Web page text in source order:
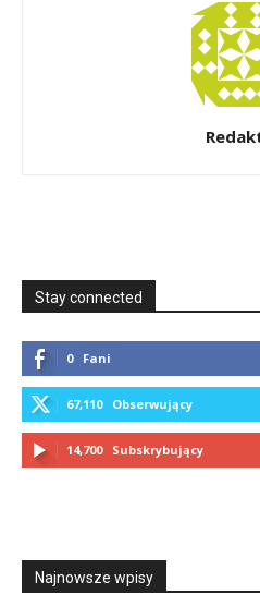
Stay connected
0 Fani
67,110 Obserwujący
14,700 Subskrybujący
Najnowsze wpisy